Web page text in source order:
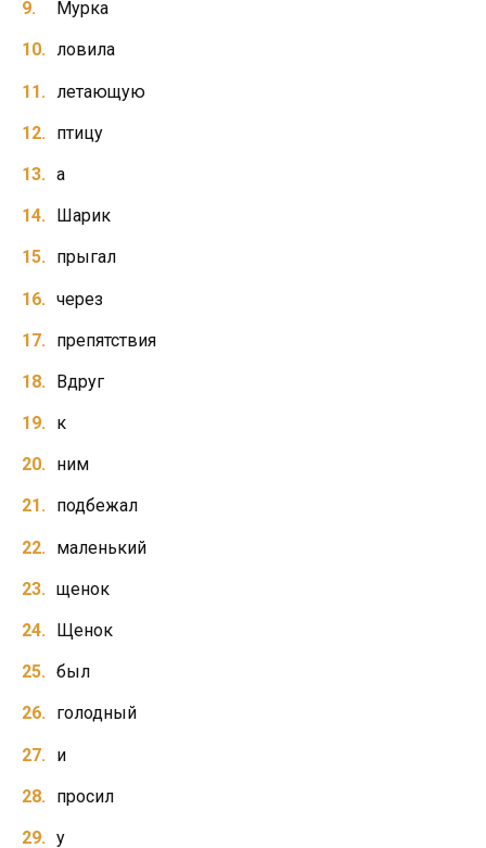
Мурка
ловила
летающую
птицу
а
Шарик
прыгал
через
препятствия
Вдруг
к
ним
подбежал
маленький
щенок
Щенок
был
голодный
и
просил
у